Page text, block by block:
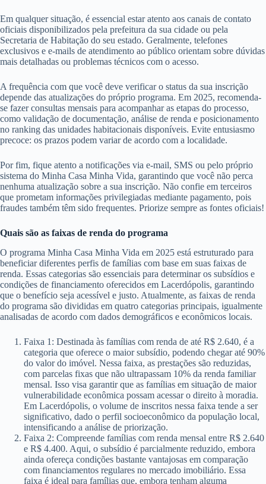
Em qualquer situação, é essencial estar atento aos canais de contato
oficiais disponibilizados pela prefeitura da sua cidade ou pela
Secretaria de Habitação do seu estado. Geralmente, telefones
exclusivos e e-mails de atendimento ao público orientam sobre dúvidas
mais detalhadas ou problemas técnicos com o acesso.
A frequência com que você deve verificar o status da sua inscrição
depende das atualizações do próprio programa. Em 2025, recomenda-
se fazer consultas mensais para acompanhar as etapas do processo,
como validação de documentação, análise de renda e posicionamento
no ranking das unidades habitacionais disponíveis. Evite entusiasmo
precoce: os prazos podem variar de acordo com a localidade.
Por fim, fique atento a notificações via e-mail, SMS ou pelo próprio
sistema do Minha Casa Minha Vida, garantindo que você não perca
nenhuma atualização sobre a sua inscrição. Não confie em terceiros
que prometam informações privilegiadas mediante pagamento, pois
fraudes também têm sido frequentes. Priorize sempre as fontes oficiais!
Quais são as faixas de renda do programa
O programa Minha Casa Minha Vida em 2025 está estruturado para
beneficiar diferentes perfis de famílias com base em suas faixas de
renda. Essas categorias são essenciais para determinar os subsídios e
condições de financiamento oferecidos em Lacerdópolis, garantindo
que o benefício seja acessível e justo. Atualmente, as faixas de renda
do programa são divididas em quatro categorias principais, igualmente
analisadas de acordo com dados demográficos e econômicos locais.
Faixa 1: Destinada às famílias com renda de até R$ 2.640, é a
categoria que oferece o maior subsídio, podendo chegar até 90%
do valor do imóvel. Nessa faixa, as prestações são reduzidas,
com parcelas fixas que não ultrapassam 10% da renda familiar
mensal. Isso visa garantir que as famílias em situação de maior
vulnerabilidade econômica possam acessar o direito à moradia.
Em Lacerdópolis, o volume de inscritos nessa faixa tende a ser
significativo, dado o perfil socioeconômico da população local,
intensificando a análise de priorização.
Faixa 2: Compreende famílias com renda mensal entre R$ 2.640
e R$ 4.400. Aqui, o subsídio é parcialmente reduzido, embora
ainda ofereça condições bastante vantajosas em comparação
com financiamentos regulares no mercado imobiliário. Essa
faixa é ideal para famílias que, embora tenham alguma